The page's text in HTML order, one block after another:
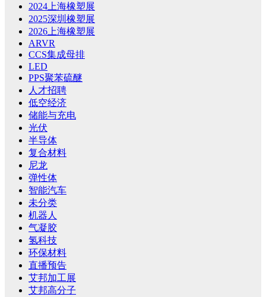
2024上海橡塑展
2025深圳橡塑展
2026上海橡塑展
ARVR
CCS集成母排
LED
PPS聚苯硫醚
人才招聘
低空经济
储能与充电
光伏
半导体
复合材料
尼龙
弹性体
智能汽车
未分类
机器人
气凝胶
氢科技
环保材料
直播预告
艾邦加工展
艾邦高分子